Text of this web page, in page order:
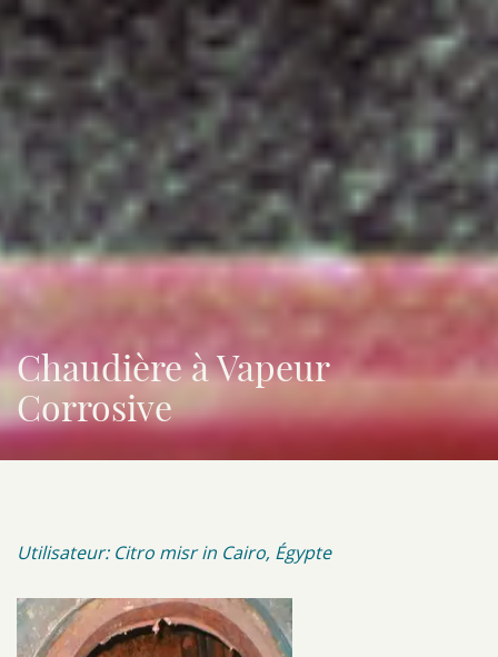
Chaudière à Vapeur
Corrosive
Utilisateur: Citro misr in Cairo, Égypte